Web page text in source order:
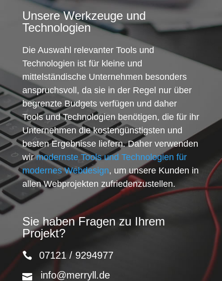
Unsere Werkzeuge und
Technologien
Die Auswahl relevanter Tools und
Technologien ist für kleine und
mittelständische Unternehmen besonders
anspruchsvoll, da sie in der Regel nur über
begrenzte Budgets verfügen und daher
Tools und Technologien benötigen, die für ihr
Unternehmen die kostengünstigsten und
besten Ergebnisse liefern. Daher verwenden
wirmodernste Tools und Technologien für
modernes Webdesign, um unsere Kunden in
allen Webprojekten zufriedenzustellen.
Sie haben Fragen zu Ihrem
Projekt?
07121 / 9294977
info@merryll.de